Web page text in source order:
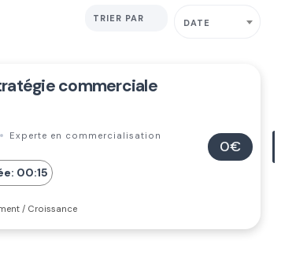
TRIER PAR DATE
commerciale
Experte en commercialisation
00:15
/ Croissance
0€